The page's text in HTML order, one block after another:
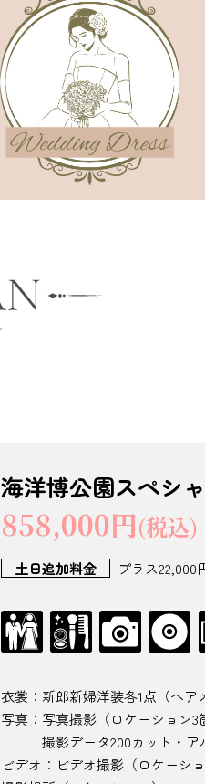
海洋博公園スペシ
858,000円(税込)
土日追加料金 プラス22,000
衣裳：新郎新婦洋装各1点（ヘア
写真：写真撮影（ロケーション3
撮影データ200カット・ア
ビデオ：ビデオ撮影（ロケーショ